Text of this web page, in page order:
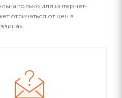
только для интернет-
отличаться от цен в